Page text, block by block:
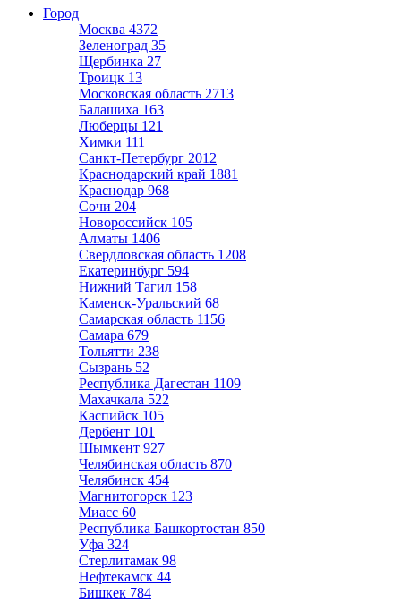
Город
Москва 4372
Зеленоград 35
Щербинка 27
Троицк 13
Московская область 2713
Балашиха 163
Люберцы 121
Химки 111
Санкт-Петербург 2012
Краснодарский край 1881
Краснодар 968
Сочи 204
Новороссийск 105
Алматы 1406
Свердловская область 1208
Екатеринбург 594
Нижний Тагил 158
Каменск-Уральский 68
Самарская область 1156
Самара 679
Тольятти 238
Сызрань 52
Республика Дагестан 1109
Махачкала 522
Каспийск 105
Дербент 101
Шымкент 927
Челябинская область 870
Челябинск 454
Магнитогорск 123
Миасс 60
Республика Башкортостан 850
Уфа 324
Стерлитамак 98
Нефтекамск 44
Бишкек 784